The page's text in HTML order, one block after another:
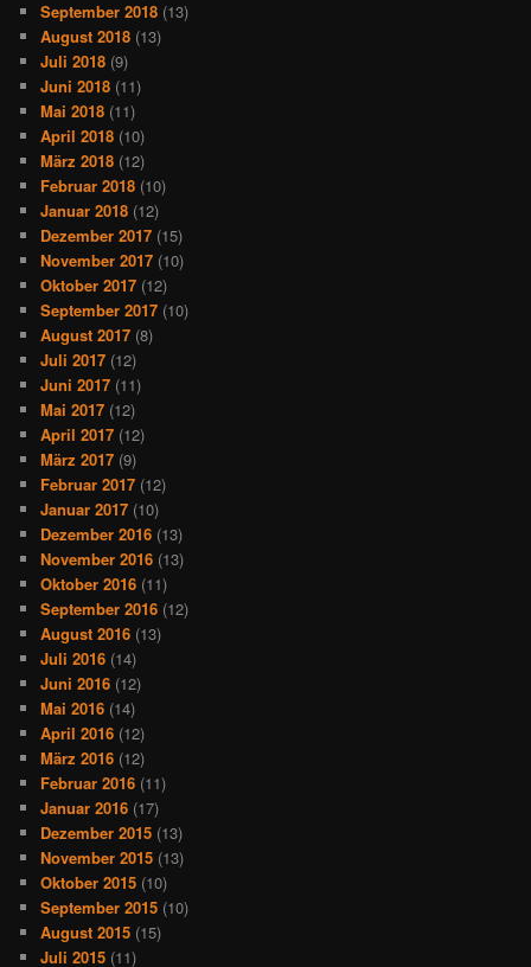
September 2018 (13)
August 2018 (13)
Juli 2018 (9)
Juni 2018 (11)
Mai 2018 (11)
April 2018 (10)
März 2018 (12)
Februar 2018 (10)
Januar 2018 (12)
Dezember 2017 (15)
November 2017 (10)
Oktober 2017 (12)
September 2017 (10)
August 2017 (8)
Juli 2017 (12)
Juni 2017 (11)
Mai 2017 (12)
April 2017 (12)
März 2017 (9)
Februar 2017 (12)
Januar 2017 (10)
Dezember 2016 (13)
November 2016 (13)
Oktober 2016 (11)
September 2016 (12)
August 2016 (13)
Juli 2016 (14)
Juni 2016 (12)
Mai 2016 (14)
April 2016 (12)
März 2016 (12)
Februar 2016 (11)
Januar 2016 (17)
Dezember 2015 (13)
November 2015 (13)
Oktober 2015 (10)
September 2015 (10)
August 2015 (15)
Juli 2015 (11)